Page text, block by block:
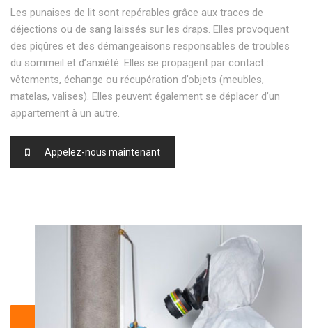
Les punaises de lit sont repérables grâce aux traces de
déjections ou de sang laissés sur les draps. Elles provoquent
des piqûres et des démangeaisons responsables de troubles
du sommeil et d’anxiété. Elles se propagent par contact :
vêtements, échange ou récupération d’objets (meubles,
matelas, valises). Elles peuvent également se déplacer d’un
appartement à un autre.
Appelez-nous maintenant